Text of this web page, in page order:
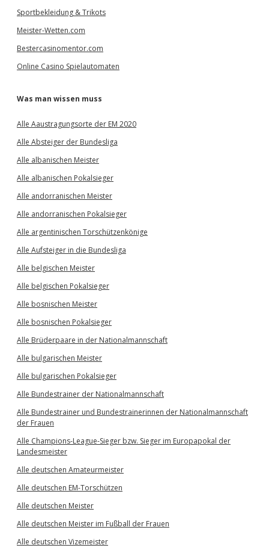
Sportbekleidung & Trikots
Meister-Wetten.com
Bestercasinomentor.com
Online Casino Spielautomaten
Was man wissen muss
Alle Aaustragungsorte der EM 2020
Alle Absteiger der Bundesliga
Alle albanischen Meister
Alle albanischen Pokalsieger
Alle andorranischen Meister
Alle andorranischen Pokalsieger
Alle argentinischen Torschützenkönige
Alle Aufsteiger in die Bundesliga
Alle belgischen Meister
Alle belgischen Pokalsieger
Alle bosnischen Meister
Alle bosnischen Pokalsieger
Alle Brüderpaare in der Nationalmannschaft
Alle bulgarischen Meister
Alle bulgarischen Pokalsieger
Alle Bundestrainer der Nationalmannschaft
Alle Bundestrainer und Bundestrainerinnen der Nationalmannschaft
der Frauen
Alle Champions-League-Sieger bzw. Sieger im Europapokal der
Landesmeister
Alle deutschen Amateurmeister
Alle deutschen EM-Torschützen
Alle deutschen Meister
Alle deutschen Meister im Fußball der Frauen
Alle deutschen Vizemeister